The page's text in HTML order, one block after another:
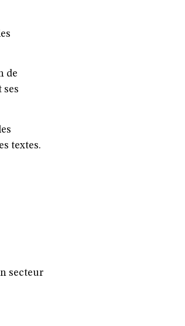
de
textes.
secteur